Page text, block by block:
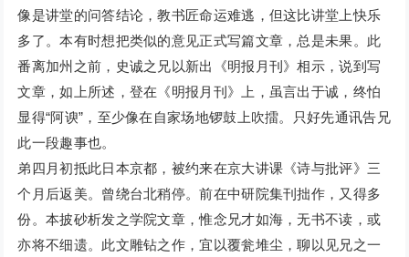
像是讲堂的问答结论，教书匠命运难逃，但这比讲堂上快乐
多了。本有时想把类似的意见正式写篇文章，总是未果。此
番离加州之前，史诚之兄以新出《明报月刊》相示，说到写
文章，如上所述，登在《明报月刊》上，虽言出于诚，终怕
显得“阿谀”，至少像在自家场地锣鼓上吹擂。只好先通讯告兄
此一段趣事也。
弟四月初抵此日本京都，被约来在京大讲课《诗与批评》三
个月后返美。曾绕台北稍停。前在中研院集刊拙作，又得多
份。本披砂析发之学院文章，惟念兄才如海，无书不读，或
亦将不细遗。此文雕钻之作，宜以覆瓮堆尘，聊以见兄之一